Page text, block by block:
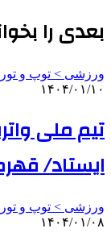
بعدی را
ورزشی > توپ و تور
۱۴۰۴/۰۱/۱۰
تیم ملی
ایستاد/
ورزشی > توپ و تور
۱۴۰۴/۰۱/۰۸